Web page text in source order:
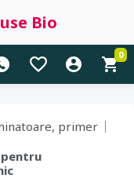
Bio
0
primer